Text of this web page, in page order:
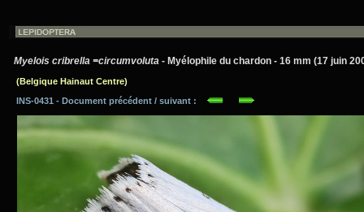
Myelois cribrella =circumvoluta - Myélophile du chardon - 16 mm (17 juin
(Belgique Hainaut Centre)
INS-0431 - Document précédent / suivant :